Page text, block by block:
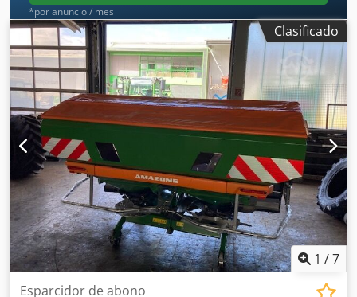
*por anuncio / mes
Clasificado
1 /7
Esparcidor de abono